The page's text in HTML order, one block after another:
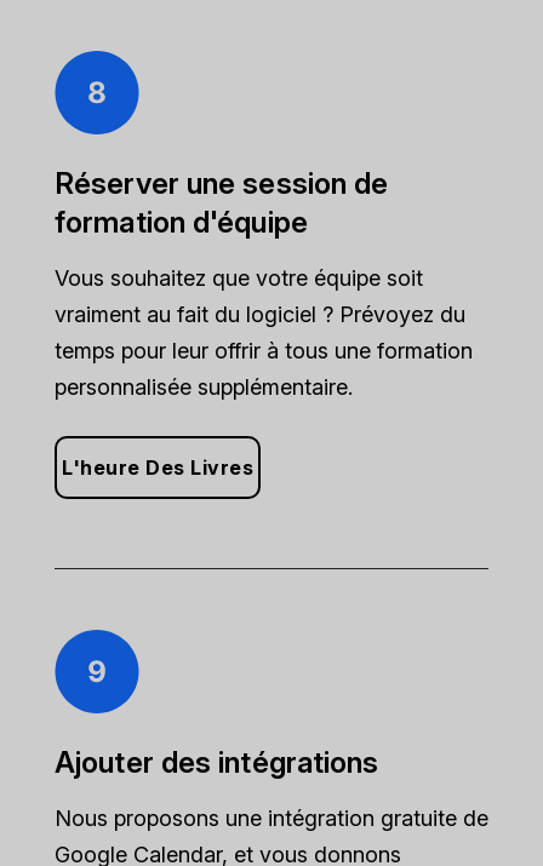
Réserver une session de
formation d'équipe
Vous souhaitez que votre équipe soit
vraiment au fait du logiciel ? Prévoyez du
temps pour leur offrir à tous une formation
personnalisée supplémentaire.
L'heure Des Livres
Ajouter des intégrations
Nous proposons une intégration gratuite de
Google Calendar, et vous donnons